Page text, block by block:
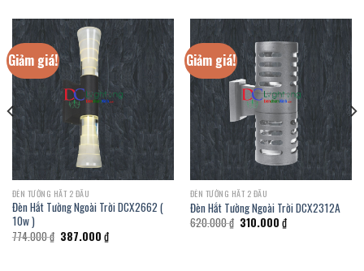
Giảm giá!
ĐÈN TƯỜNG HẮT 2 ĐẦU
Đèn Hắt Tường Ngoài Trời DCX2662 (
10w )
774.000₫ Giá
gốc
387.000 ₫Giá
hiện
Giảm giá!
ĐÈN TƯỜNG HẮT 2 ĐẦU
Đèn Hắt Tường Ngoài Trời DCX2312A
620.000₫ Giá
gốc
310.000 ₫Giá
hiện